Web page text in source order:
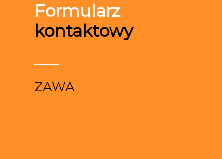
ZAWA
Formularz
kontaktowy